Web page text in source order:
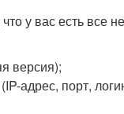
у вас есть
версия);
адрес, порт,